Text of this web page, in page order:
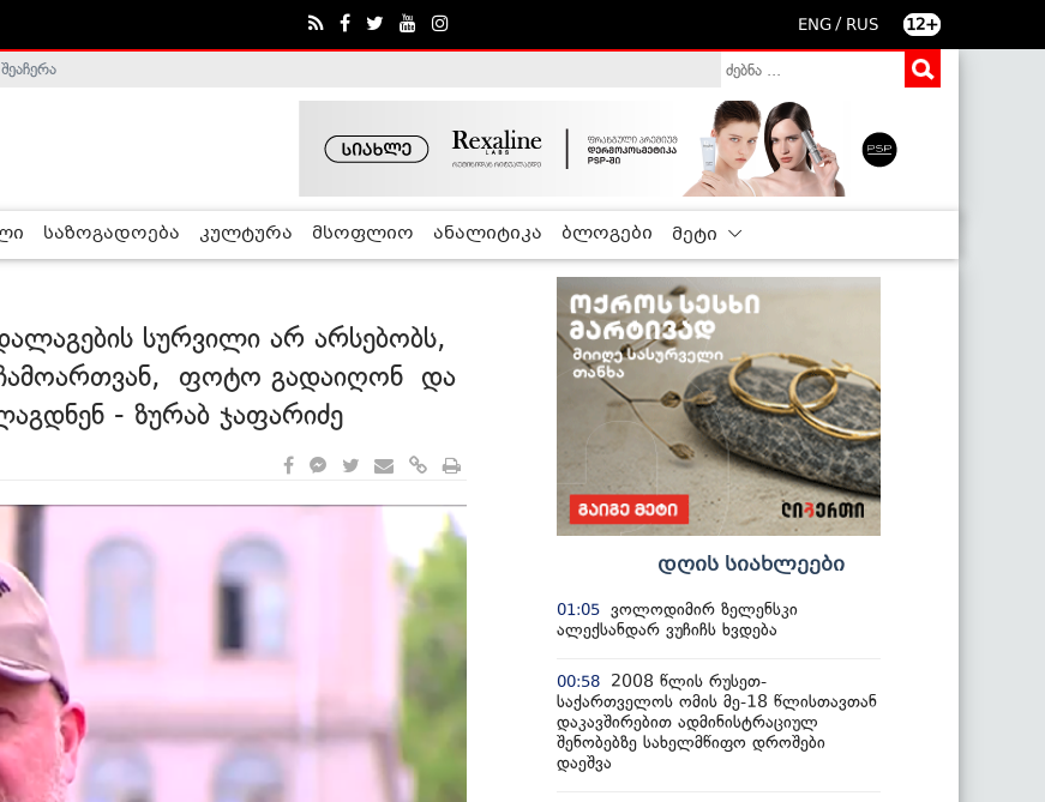
ENG / RUS 12+
კომისია
საზოგადოება კულტურა მსოფლიო ანალიტიკა ბლოგები მეტი
სურვილი არ არსებობს,
ფოტო გადაიღონ და
- ზურაბ ჯაფარიძე
დღის სიახლეები
01:05 ვოლოდიმირ ზელენსკი
ალექსანდარ ვუჩიჩს ხვდება
00:58
2008 წლის რუსეთ-
საქართველოს ომის მე-18 წლისთავთან
დაკავშირებით ადმინისტრაციულ
შენობებზე სახელმწიფო დროშები
დაეშვა